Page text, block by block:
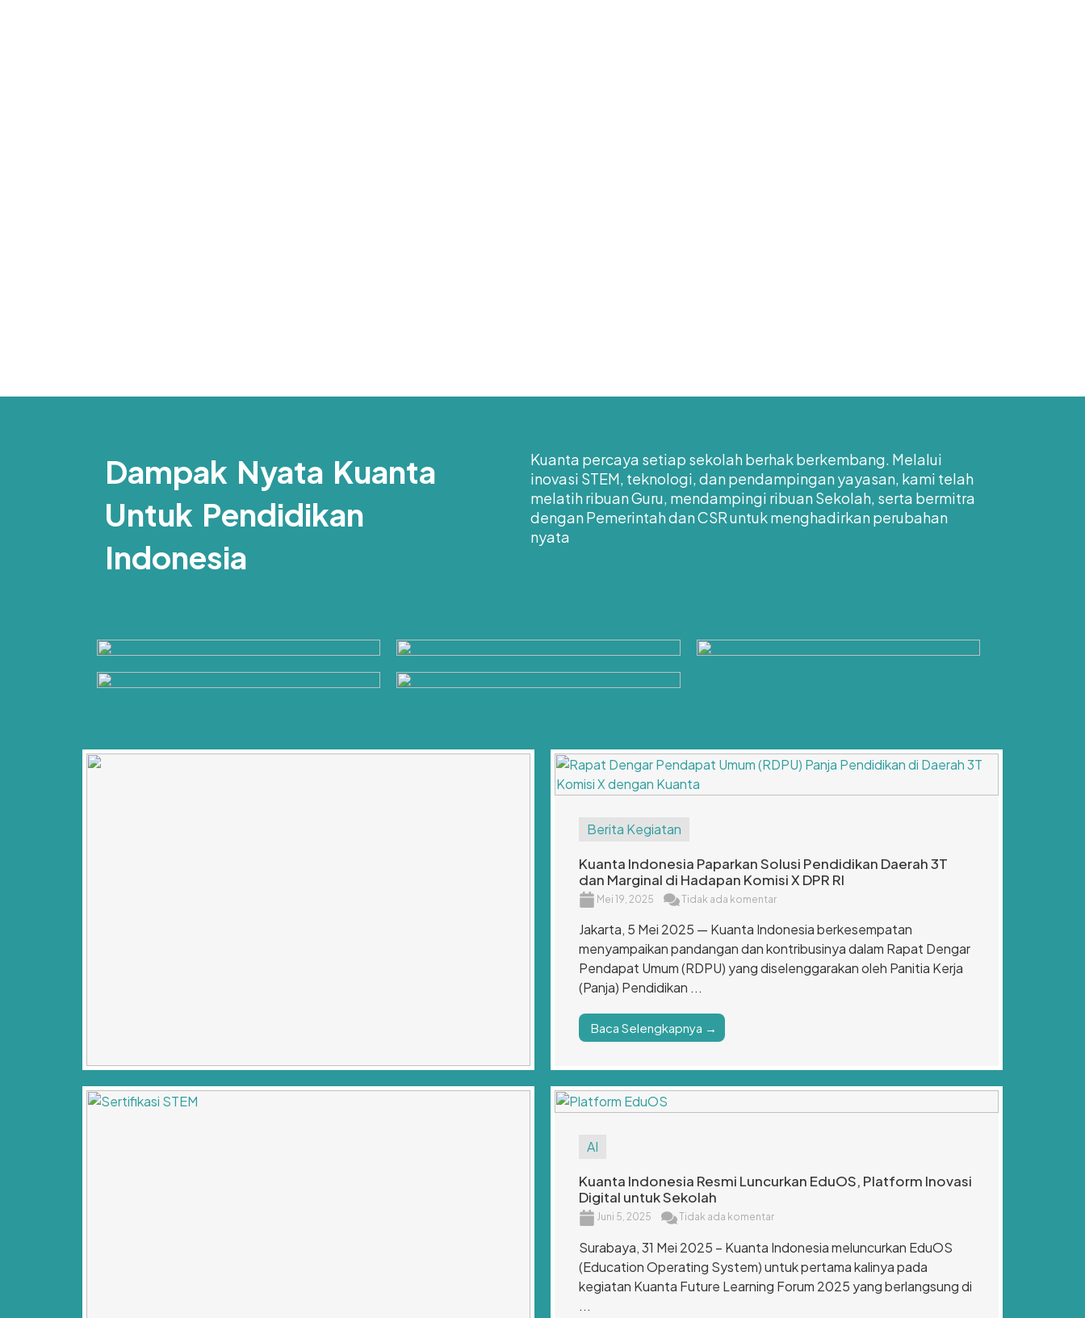
Dampak Nyata Kuanta
Untuk Pendidikan
Indonesia
Kuanta percaya setiap sekolah berhak berkembang. Melalui
inovasi STEM, teknologi, dan pendampingan yayasan, kami telah
melatih ribuan Guru, mendampingi ribuan Sekolah, serta bermitra
dengan Pemerintah dan CSR untuk menghadirkan perubahan
nyata
Berita Kegiatan
Berita Kegiatan
Kuanta Indonesia Paparkan Solusi Pendidikan Daerah 3T
dan Marginal di Hadapan Komisi X DPR RI
Mei 19, 2025 Tidak ada komentar
Jakarta, 5 Mei 2025 — Kuanta Indonesia berkesempatan
menyampaikan pandangan dan kontribusinya dalam Rapat Dengar
Pendapat Umum (RDPU) yang diselenggarakan oleh Panitia Kerja
(Panja) Pendidikan ...
Baca Selengkapnya →
AI
Kuanta Indonesia Resmi Luncurkan EduOS, Platform Inovasi
Digital untuk Sekolah
Juni 5, 2025 Tidak ada komentar
Surabaya, 31 Mei 2025 – Kuanta Indonesia meluncurkan EduOS
(Education Operating System) untuk pertama kalinya pada
kegiatan Kuanta Future Learning Forum 2025 yang berlangsung di
...